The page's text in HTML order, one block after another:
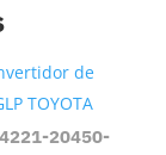
20450-